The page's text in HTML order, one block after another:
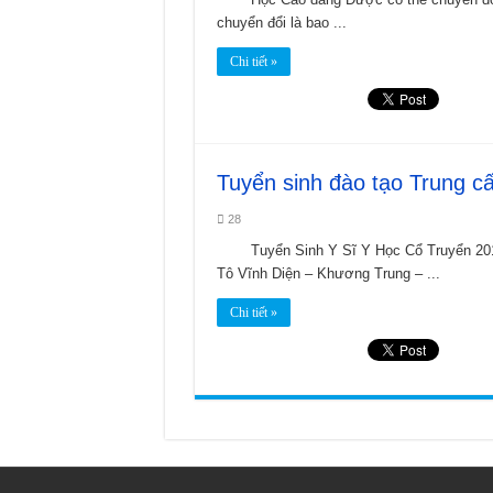
Khám phá cây Đỗ trọng: Bí quyết
Đào nhân trong Đông y: Vị thuốc quý
chuyển đổi là bao ...
Chi tiết »
Tuyển sinh đào tạo Trung
28
Tuyển Sinh Y Sĩ Y Học Cổ Truyển
Tô Vĩnh Diện – Khương Trung – ...
Chi tiết »